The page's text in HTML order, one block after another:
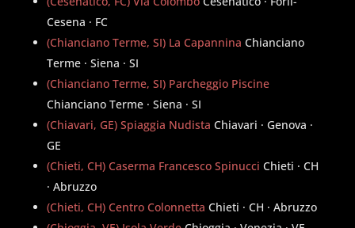
Cesena · FC
(Chianciano Terme, SI) La Capannina Chianciano
Terme · Siena · SI
(Chianciano Terme, SI) Parcheggio Piscine
Chianciano Terme · Siena · SI
(Chiavari, GE) Spiaggia Nudista Chiavari · Genova ·
GE
(Chieti, CH) Caserma Francesco Spinucci Chieti · CH
· Abruzzo
(Chieti, CH) Centro Colonnetta Chieti · CH · Abruzzo